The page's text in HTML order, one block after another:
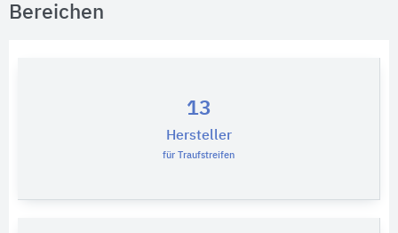
Bereichen
13
Hersteller
für Traufstreifen